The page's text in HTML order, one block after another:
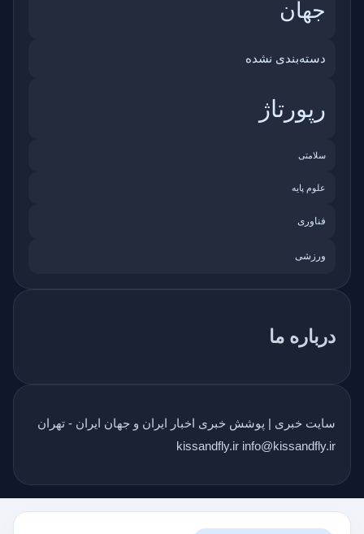
جهان
دسته‌بندی نشده
رپورتاژ
سلامتی
علوم پایه
فناوری
ورزشی
درباره ما
سایت خبری | پوشش خبری اخبار ایران و جهان ایران - تهران
kissandfly.ir info@kissandfly.ir